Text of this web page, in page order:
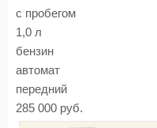
с пробегом
1,0 л
бензин
автомат
передний
285 000 руб.